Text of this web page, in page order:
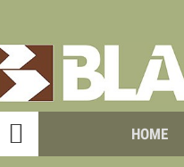
 HOME